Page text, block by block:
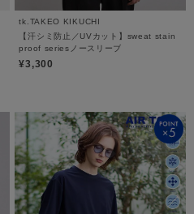
tk.TAKEO KIKUCHI
【汗シミ防止／UVカット】sweat stain
proof seriesノースリーブ
¥3,300